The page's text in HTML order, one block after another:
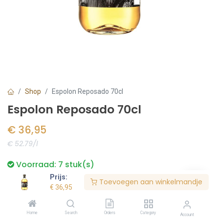
Prijs:
€ 36,95
Toevoegen aan winkelmandje
Home Search Orders Category Account
Shop Espolon Reposado 70cl
Espolon Reposado 70cl
€ 36,95
€ 52.79/l
Voorraad: 7 stuk(s)
Bestel nu